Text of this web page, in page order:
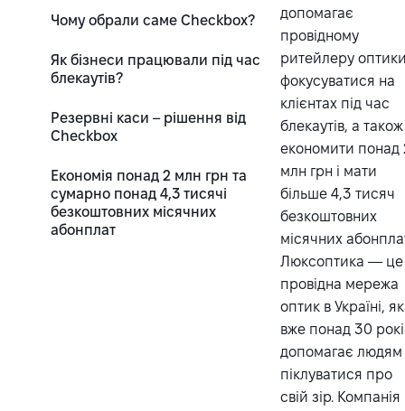
Чому обрали саме Checkbox?
Як бізнеси працювали під час
блекаутів?
Резервні каси – рішення від
Checkbox
Економія понад 2 млн грн та
сумарно понад 4,3 тисячі
безкоштовних місячних
абонплат
допомагає
провідному
ритейлеру
фокусуватися на
клієнтах під час
блекаутів, а також
економити понад
млн грн і мати
більше 4,3 тисяч
безкоштовних
місячних
Люксоптика — це
провідна мережа
оптик в Україні,
вже понад 30
допомагає людям
піклуватися про
свій зір. Компанія